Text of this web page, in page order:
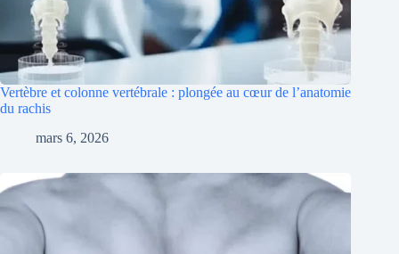
Vertèbre et colonne vertébrale : plongée au cœur de l’anatomie
du rachis
mars 6, 2026